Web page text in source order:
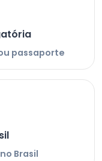
passaporte
Brasil